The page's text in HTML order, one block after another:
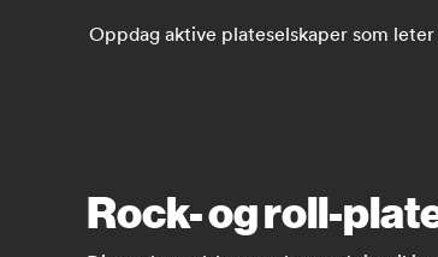
Oppdag aktive plateselskaper som
Rock- og roll-